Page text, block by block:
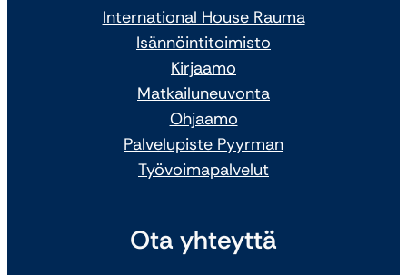
International House Rauma
Isännöintitoimisto
Kirjaamo
Matkailuneuvonta
Ohjaamo
Palvelupiste Pyyrman
Työvoimapalvelut
Ota yhteyttä